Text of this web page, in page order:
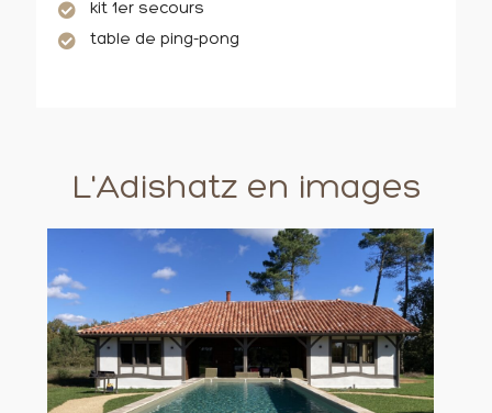
kit 1er secours
table de ping-pong
L'Adishatz en images